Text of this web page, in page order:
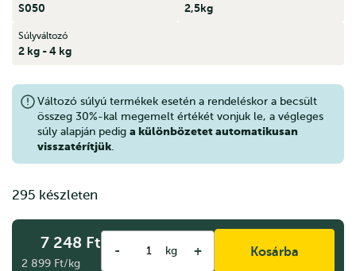
S050 2,5kg
Súlyváltozó
2 kg - 4 kg
Változó súlyú termékek esetén a rendeléskor a becsült
összeg 30%-kal megemelt értékét vonjuk le, a végleges
súly alapján pedig a különbözetet automatikusan
visszatérítjük
295 készleten
7 248 Ft
2 899 Ft/kg
- kg + Kosárba